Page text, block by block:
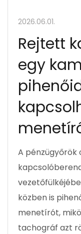
2026.06.01.
Rejtett
egy
A
közben is
menetírót,
tachográf azt